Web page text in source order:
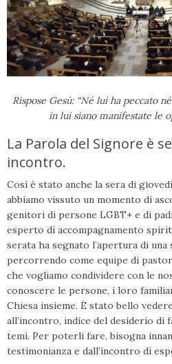
Rispose Gesù: “Né lui ha peccato
in lui siano manifestate le
La Parola del Signore è
incontro.
Così è stato anche la sera di
abbiamo vissuto un momento di
genitori di persone LGBT+ e di
esperto di accompagnamento
serata ha segnato l’apertura di una
percorrendo come equipe di
che vogliamo condividere con le
conoscere le persone, i loro
Chiesa insieme. È stato bello
all’incontro, indice del desiderio di
temi. Per poterli fare, bisogna
testimonianza e dall’incontro di